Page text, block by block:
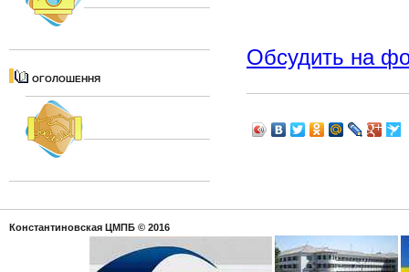
ОГОЛОШЕННЯ
Обсудить на
Константиновская ЦМПБ © 2016